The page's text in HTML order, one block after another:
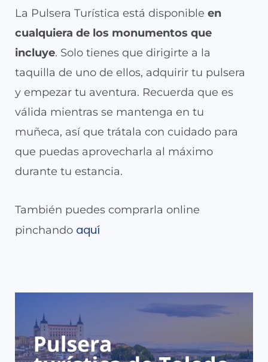
La Pulsera Turística está disponible en
cualquiera de los monumentos que
incluye. Solo tienes que dirigirte a la
taquilla de uno de ellos, adquirir tu pulsera
y empezar tu aventura. Recuerda que es
válida mientras se mantenga en tu
muñeca, así que trátala con cuidado para
que puedas aprovecharla al máximo
durante tu estancia.
También puedes comprarla online
pinchando aquí